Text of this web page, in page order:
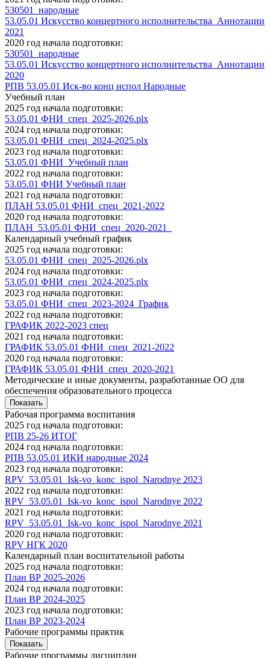
530501_народные
53.05.01 Искусство концертного исполнительства_Аннотации
2021
2020 год начала подготовки:
530501_народные
53.05.01 Искусство концертного исполнительства_Аннотации
2020
РПВ 53.05.01 Иск-во конц испол Народные
Учебный план
2025 год начала подготовки:
53.05.01 ФНИ_спец_2025-2026.plx
2024 год начала подготовки:
53.05.01 ФНИ_спец_2024-2025.plx
2023 год начала подготовки:
53.05.01 ФНИ_Учебный план
2022 год начала подготовки:
53.05.01 ФНИ Учебный план
2021 год начала подготовки:
ПЛАН 53.05.01 ФНИ_спец_2021-2022
2020 год начала подготовки:
ПЛАН_53.05.01 ФНИ_спец_2020-2021_
Календарный учебный график
2025 год начала подготовки:
53.05.01 ФНИ_спец_2025-2026.plx
2024 год начала подготовки:
53.05.01 ФНИ_спец_2024-2025.plx
2023 год начала подготовки:
53.05.01 ФНИ_спец_2023-2024_График
2022 год начала подготовки:
ГРАФИК 2022-2023 спец
2021 год начала подготовки:
ГРАФИК 53.05.01 ФНИ_спец_2021-2022
2020 год начала подготовки:
ГРАФИК 53.05.01 ФНИ_спец_2020-2021
Методические и иные документы, разработанные ОО для
обеспечения образовательного процесса
Показать
Рабочая программа воспитания
2025 год начала подготовки:
РПВ 25-26 ИТОГ
2024 год начала подготовки:
РПВ 53.05.01 ИКИ народные 2024
2023 год начала подготовки:
RPV_53.05.01_Isk-vo_konc_ispol_Narodnye 2023
2022 год начала подготовки:
RPV_53.05.01_Isk-vo_konc_ispol_Narodnye 2022
2021 год начала подготовки:
RPV_53.05.01_Isk-vo_konc_ispol_Narodnye 2021
2020 год начала подготовки:
RPV НГК 2020
Календарный план воспитательной работы
2025 год начала подготовки:
План ВР 2025-2026
2024 год начала подготовки:
План ВР 2024-2025
2023 год начала подготовки:
План ВР 2023-2024
Рабочие программы практик
Показать
Рабочие программы дисциплин